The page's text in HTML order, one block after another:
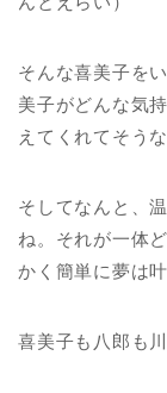
そんな喜美子を
美子がどんな気
えてくれてそう
そしてなんと、
ね。それが一体
かく簡単に夢は
喜美子も八郎も